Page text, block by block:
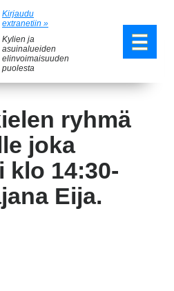
Kirjaudu
extranetiin »
Kylien ja
asuinalueiden
elinvoimaisuuden
puolesta
ryhmä
joka
klo 14:30-
Eija.